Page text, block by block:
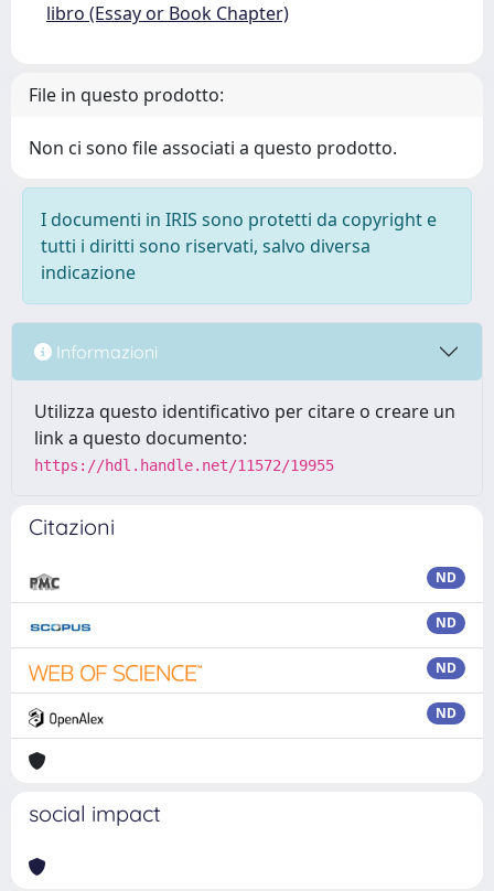
libro (Essay or Book Chapter)
File in questo prodotto:
Non ci sono file associati a questo prodotto.
I documenti in IRIS sono protetti da copyright e
tutti i diritti sono riservati, salvo diversa
indicazione
Informazioni
Utilizza questo identificativo per citare o creare un
link a questo documento:
https://hdl.handle.net/11572/19955
Citazioni
ND
ND
ND
ND
social impact